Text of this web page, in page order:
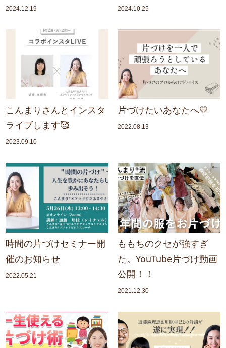
2024.12.19 2024.10.25
こんまりさんとインスタ
ライブします🥰
2023.09.10
片づけたいあなたへ💛
2022.08.13
時間の片づけセミナー開
催のお知らせ
2022.05.21
ももちのクセが強すぎ
た。YouTube片づけ動画
公開！！
2021.12.30